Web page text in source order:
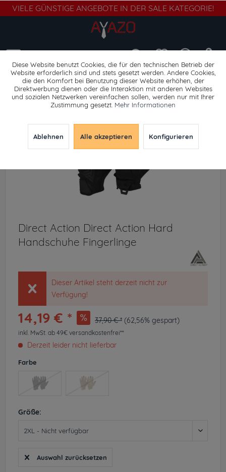
VIELE GÜNSTIGE ANGEBOTE IN DER SALE KATEGORIE!
Handschuhe
Direct Action Direct Action Hard
Handschuhe Fingerlinge
Dieser Artikel steht derzeit nicht zur
Verfügung!
14,19 € * 37,90 € * (62,56% gespart)
inkl. MwSt. ab 49€ versandkostenfrei**
Derzeit leider nicht lieferbar
Farbe
Größe:
Auswahl zurücksetzen
Diese Website benutzt Cookies, die für den technischen Betrieb der
Website erforderlich sind und stets gesetzt werden. Andere Cookies,
die den Komfort bei Benutzung dieser Website erhöhen, der
Direktwerbung dienen oder die Interaktion mit anderen Websites
und sozialen Netzwerken vereinfachen sollen, werden nur mit Ihrer
Zustimmung gesetzt. Mehr Informationen
Ablehnen Alle akzeptieren Konfigurieren